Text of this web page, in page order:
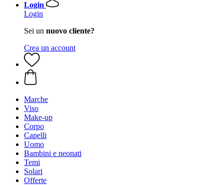
Login
Login
Sei un nuovo cliente?
Crea un account
Marche
Viso
Make-up
Corpo
Capelli
Uomo
Bambini e neonati
Temi
Solari
Offerte